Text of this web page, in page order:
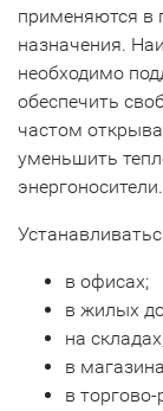
применяются в
назначения.
необходимо
обеспечить
частом
уменьшить
энергоносители.
в офисах;
в жилых
на
в
в